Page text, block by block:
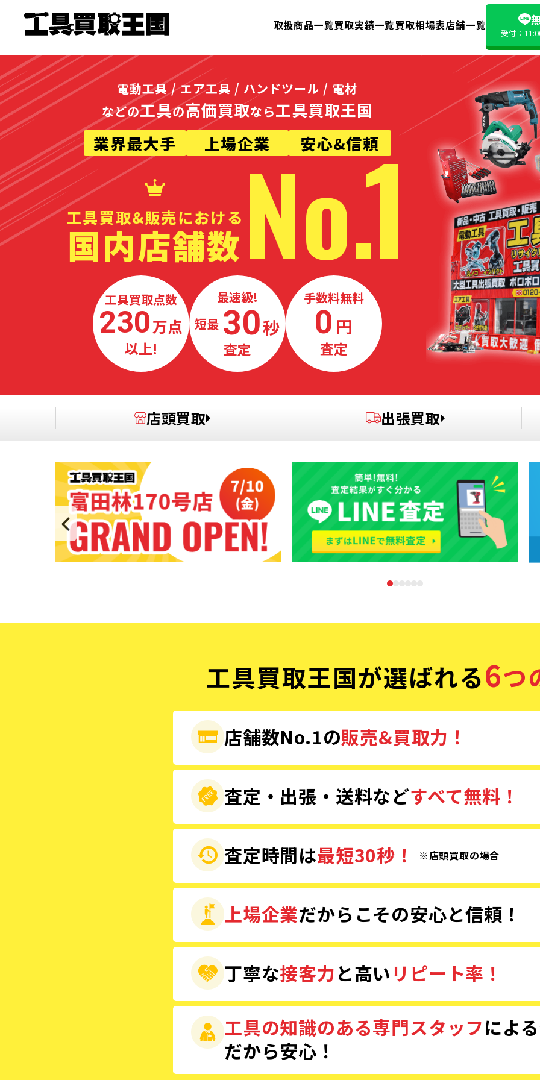
取扱商品一覧買取実績一覧買取相場表店舗一覧
受付：
電動工具 / エア工具 / ハンドツール / 電材
などの工具の高価買取なら工具買取王国
業界最大手
上場企業 安心&信頼
工具買取&販売における
国内店舗数 No.1
工具買取点数
230万点
以上!
最速級!
最短 30秒
査定
手数料無料
0 円
査定
店頭買取 出張買取
工具買取王国が選ばれる6つ
店舗数No.1の販売&買取力！
査定・出張・送料などすべて無料！
査定時間は最短30秒！ ※店頭買取の場合
上場企業だからこその安心と信頼！
丁寧な接客力と高いリピート率！
工具の知識のある専門スタッフによ
だから安心！